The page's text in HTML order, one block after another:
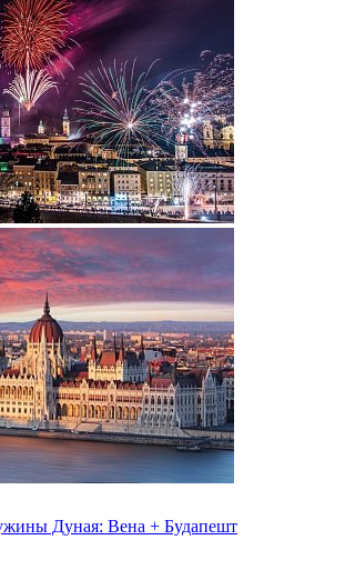
Дуная: Вена + Будапешт